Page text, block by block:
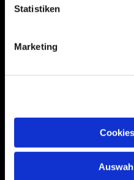
Statistiken
Marketing
Bitte akzeptieren Sie
Accept